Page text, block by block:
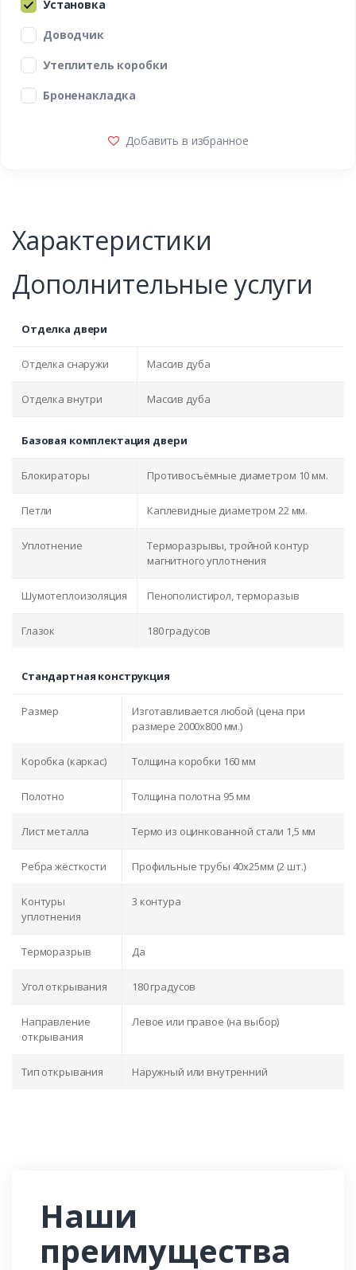
Установка
Доводчик
Утеплитель коробки
Броненакладка
Добавить в избранное
Характеристики
Дополнительные услуги
Отделка двери
Отделка снаружи Массив дуба
Отделка внутри Массив дуба
Базовая комплектация двери
Блокираторы Противосъёмные диаметром 10 мм.
Петли Каплевидные диаметром 22 мм.
Уплотнение
Терморазрывы, тройной контур
магнитного уплотнения
Шумотеплоизоляция Пенополистирол, терморазыв
Глазок 180 градусов
Стандартная конструкция
Размер
Изготавливается любой (цена при
размере 2000x800 мм.)
Коробка (каркас) Толщина коробки 160 мм
Полотно Толщина полотна 95 мм
Лист металла Термо из оцинкованной стали 1,5 мм
Ребра жёсткости Профильные трубы 40х25мм (2 шт.)
Контуры
уплотнения
3 контура
Терморазрыв Да
Угол открывания 180 градусов
Направление
открывания
Левое или правое (на выбор)
Тип открывания Наружный или внутренний
Наши
преимущества